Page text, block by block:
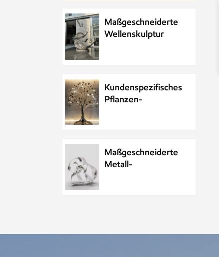
Maßgeschneiderte
Wellenskulptur
Kundenspezifisches
Pflanzen-
Maßgeschneiderte
Metall-